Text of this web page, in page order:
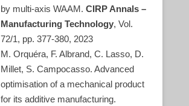
by multi-axis WAAM. CIRP Annals –
Manufacturing Technology, Vol.
72/1, pp. 377-380, 2023
M. Orquéra, F. Albrand, C. Lasso, D.
Millet, S. Campocasso. Advanced
optimisation of a mechanical product
for its additive manufacturing.